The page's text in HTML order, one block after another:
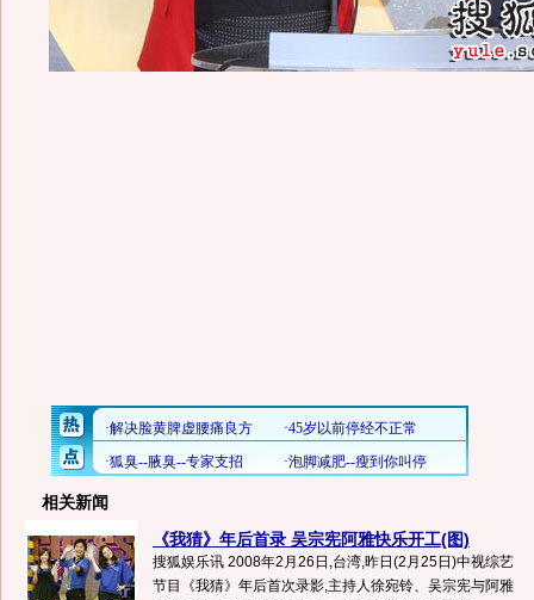
相关新闻
《我猜》年后首录 吴宗宪阿雅快乐开工(图)
搜狐娱乐讯 2008年2月26日,台湾,昨日(2月25日)中视综艺
节目《我猜》年后首次录影,主持人徐宛铃、吴宗宪与阿雅